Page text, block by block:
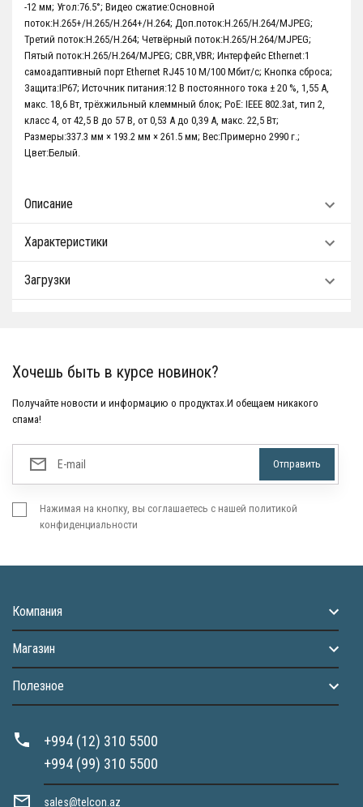
-12 мм; Угол:76.5°; Видео сжатие:Основной
поток:H.265+/H.265/H.264+/H.264; Доп.поток:H.265/H.264/MJPEG;
Третий поток:H.265/H.264; Четвёрный поток:H.265/H.264/MJPEG;
Пятый поток:H.265/H.264/MJPEG; CBR,VBR; Интерфейс Ethernet:1
самоадаптивный порт Ethernet RJ45 10 М/100 Мбит/с; Кнопка сброса;
Защита:IP67; Источник питания:12 В постоянного тока ± 20 %, 1,55 А,
макс. 18,6 Вт, трёхжильный клеммный блок; PoE: IEEE 802.3at, тип 2,
класс 4, от 42,5 В до 57 В, от 0,53 А до 0,39 А, макс. 22,5 Вт;
Размеры:337.3 мм × 193.2 мм × 261.5 мм; Вес:Примерно 2990 г.;
Цвет:Белый.
Описание
Характеристики
Загрузки
Хочешь быть в курсе новинок?
Получайте новости и информацию о продуктах.И обещаем никакого
спама!
Нажимая на кнопку, вы соглашаетесь с нашей политикой
конфиденциальности
Компания
Магазин
Полезное
+994 (12) 310 5500
+994 (99) 310 5500
sales@telcon.az